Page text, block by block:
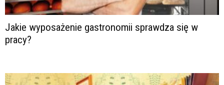
Jakie wyposażenie gastronomii sprawdza się w
pracy?